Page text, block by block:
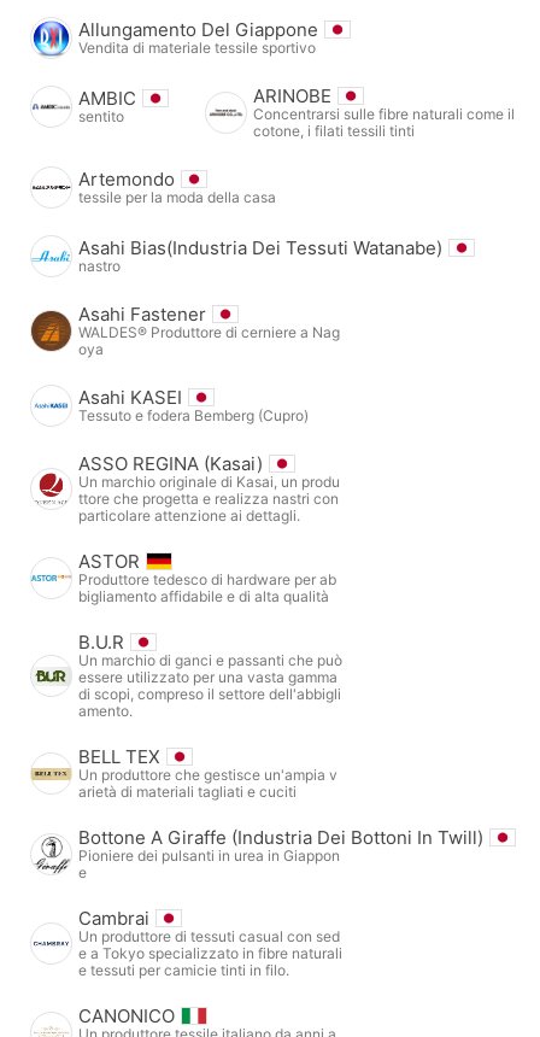
Allungamento Del Giappone
Vendita di materiale tessile sportivo
AMBIC
sentito
ARINOBE
Concentrarsi sulle fibre naturali come il
cotone, i filati tessili tinti
Artemondo
tessile per la moda della casa
Asahi Bias(Industria Dei Tessuti Watanabe)
nastro
Asahi Fastener
WALDES® Produttore di cerniere a Nag
oya
Asahi KASEI
Tessuto e fodera Bemberg (Cupro)
ASSO REGINA (Kasai)
Un marchio originale di Kasai, un produ
ttore che progetta e realizza nastri con
particolare attenzione ai dettagli.
ASTOR
Produttore tedesco di hardware per ab
bigliamento affidabile e di alta qualità
B.U.R
Un marchio di ganci e passanti che può
essere utilizzato per una vasta gamma
di scopi, compreso il settore dell'abbigli
amento.
BELL TEX
Un produttore che gestisce un'ampia v
arietà di materiali tagliati e cuciti
Bottone A Giraffe (Industria Dei Bottoni In Twill)
Pioniere dei pulsanti in urea in Giappon
e
Cambrai
Un produttore di tessuti casual con sed
e a Tokyo specializzato in fibre naturali
e tessuti per camicie tinti in filo.
CANONICO